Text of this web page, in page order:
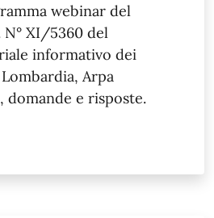
webinar del
N° XI/5360 del
informativo dei
Arpa
domande e risposte.